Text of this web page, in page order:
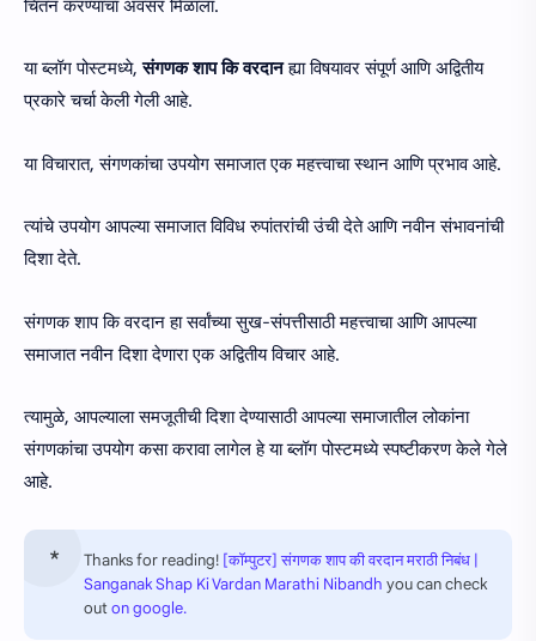
चिंतन करण्याचा अवसर मिळाला.
या ब्लॉग पोस्टमध्ये,संगणक शाप कि वरदानह्या विषयावर संपूर्ण आणि अद्वितीय
प्रकारे चर्चा केली गेली आहे.
या विचारात, संगणकांचा उपयोग समाजात एक महत्त्वाचा स्थान आणि प्रभाव आहे.
त्यांचे उपयोग आपल्या समाजात विविध रुपांतरांची उंची देते आणि नवीन संभावनांची
दिशा देते.
संगणक शाप कि वरदान हा सर्वांच्या सुख-संपत्तीसाठी महत्त्वाचा आणि आपल्या
समाजात नवीन दिशा देणारा एक अद्वितीय विचार आहे.
त्यामुळे, आपल्याला समजूतीची दिशा देण्यासाठी आपल्या समाजातील लोकांना
संगणकांचा उपयोग कसा करावा लागेल हे या ब्लॉग पोस्टमध्ये स्पष्टीकरण केले गेले
आहे.
Thanks for reading! [कॉम्पुटर] संगणक शाप की वरदान मराठी निबंध |
Sanganak Shap Ki Vardan Marathi Nibandh you can check
outon google.